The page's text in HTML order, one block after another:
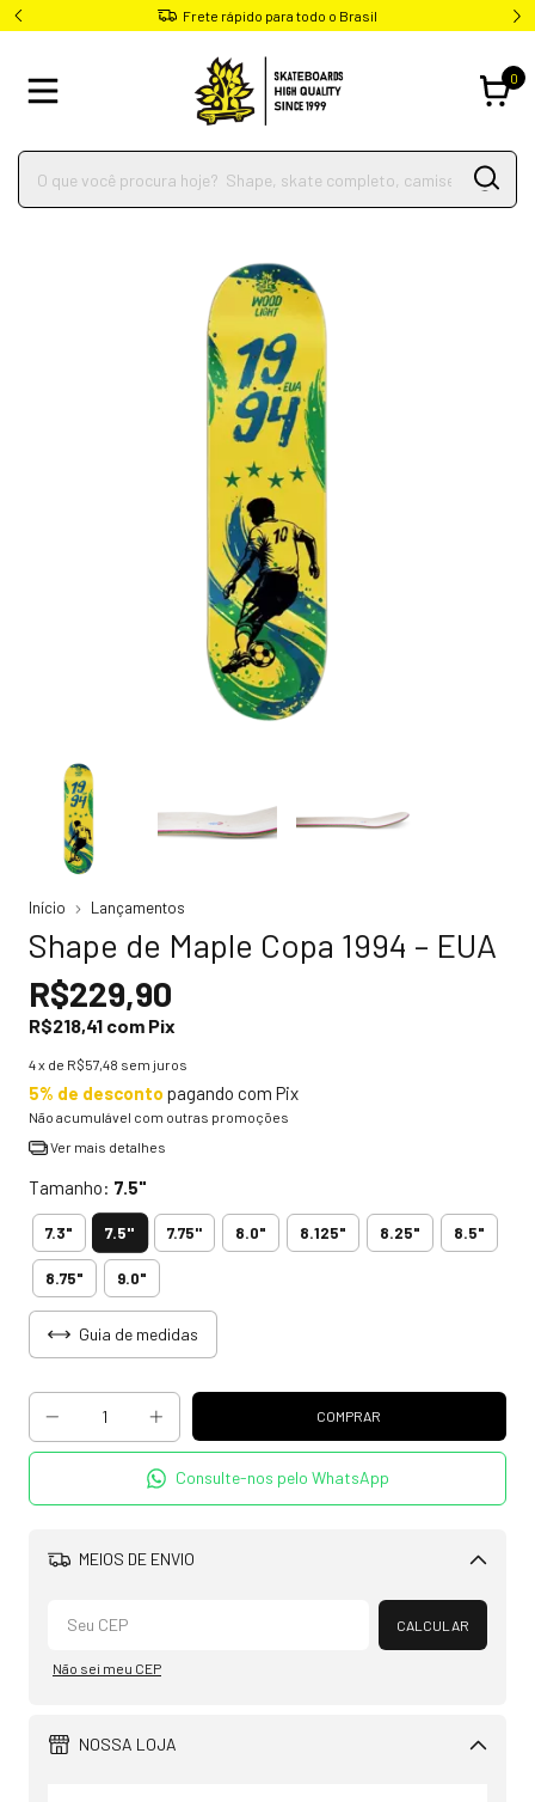
Frete rápido para todo o Brasil
0
Início Lançamentos
Shape de Maple Copa 1994 – EUA
R$229,90
R$218,41 com Pix
4x de R$57,48 sem juros
5% de desconto pagando com Pix
Não acumulável com outras promoções
Ver mais detalhes
Tamanho: 7.5"
7.3" 7.5" 7.75'' 8.0" 8.125" 8.25" 8.5"
8.75" 9.0"
Guia de medidas
Consulte-nos pelo WhatsApp
MEIOS DE ENVIO
Alterar CEP
CALCULAR
Não sei meu CEP
NOSSA LOJA